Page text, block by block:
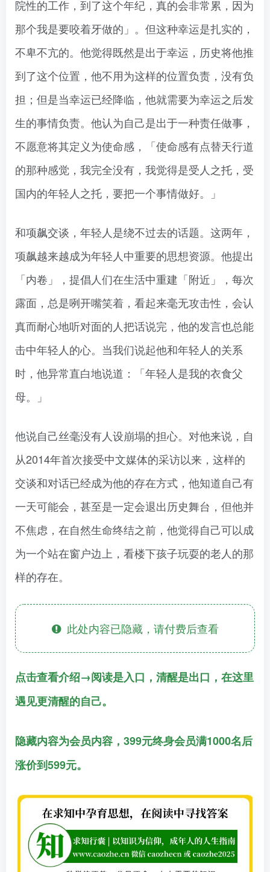
院性的工作，到了这个年纪，真的会非常累，因为
那个我是要咬着牙做的」。但这种幸运是扎实的，
不卑不亢的。他觉得既然是出于幸运，历史将他推
到了这个位置，他不用为这样的位置负责，没有负
担；但是当幸运已经降临，他就需要为幸运之后发
生的事情负责。他认为自己是出于一种责任做事，
不愿意将其定义为使命感，「使命感有点替天行道
的那种感觉，我完全没有，我觉得是受人之托，受
国内的年轻人之托，要把一个事情做好。」
和项飙交谈，年轻人是绕不过去的话题。这两年，
项飙越来越成为年轻人中重要的思想资源。他提出
「内卷」，提倡人们在生活中重建「附近」，每次
露面，总是咧开嘴笑着，看起来毫无攻击性，会认
真而耐心地听对面的人把话说完，他的发言也总能
击中年轻人的心。当我们说起他和年轻人的关系
时，他异常直白地说道：「年轻人是我的衣食父
母。」
他说自己丝毫没有人设崩塌的担心。对他来说，自
从2014年首次接受中文媒体的采访以来，这样的
交谈和对话已经成为他的存在方式，他知道自己有
一天可能会，甚至是一定会退出历史舞台，但他并
不焦虑，在自然生命终结之前，他觉得自己可以成
为一个站在窗户边上，看楼下孩子玩耍的老人的那
样的存在。
此处内容已隐藏，请付费后查看
点击查看介绍→阅读是入口，清醒是出口，在这里
遇见更清醒的自己。
隐藏内容为会员内容，399元终身会员满1000名后
涨价到599元。